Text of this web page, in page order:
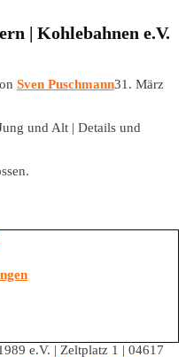
| Kohlebahnen e.V.
Sven Puschmann31. März
und Alt | Details und
e.V. | Zeltplatz 1 | 04617